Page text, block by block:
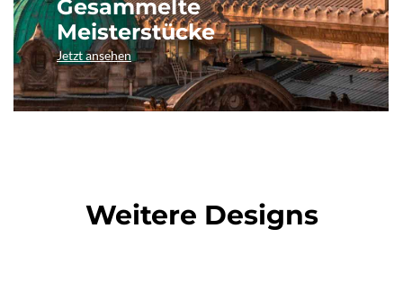
Gesammelte
Meisterstücke
Jetzt ansehen
Weitere Designs